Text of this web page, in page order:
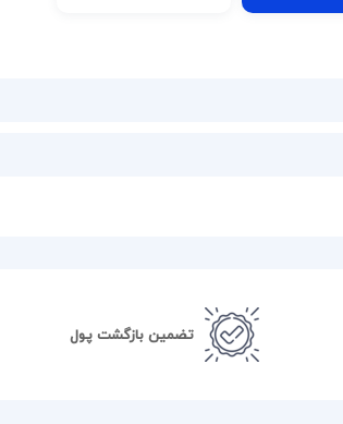
تضمین بازگشت پول